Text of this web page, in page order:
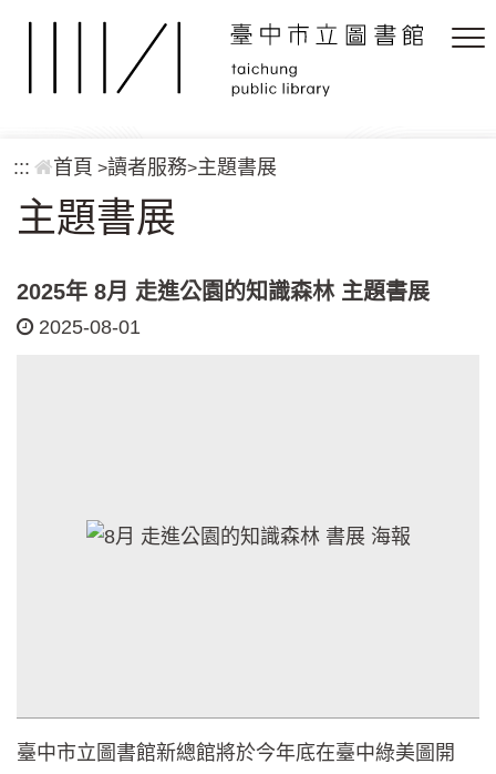
::: 首頁 >讀者服務>主題書展
主題書展
2025年 8月 走進公園的知識森林 主題書展
2025-08-01
臺中市立圖書館新總館將於今年底在臺中綠美圖開